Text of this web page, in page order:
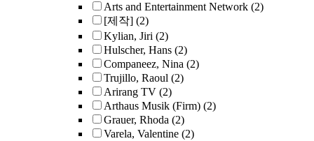
Arts and Entertainment Network (2)
[제작] (2)
Kylian, Jiri (2)
Hulscher, Hans (2)
Companeez, Nina (2)
Trujillo, Raoul (2)
Arirang TV (2)
Arthaus Musik (Firm) (2)
Grauer, Rhoda (2)
Varela, Valentine (2)